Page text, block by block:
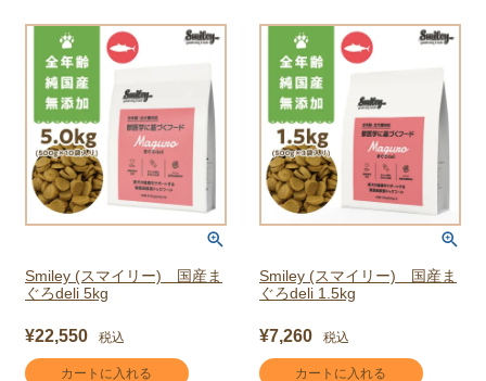
Smiley (スマイリー) 国産ま
ぐろdeli 5kg
¥22,550 税込
カートに入れる
Smiley (スマイリー) 国産ま
ぐろdeli 1.5kg
¥7,260 税込
カートに入れる